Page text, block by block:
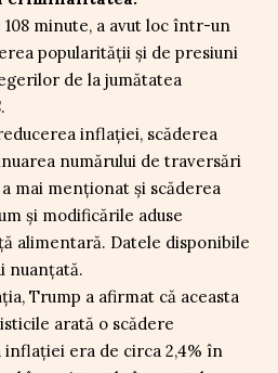
108 minute, a avut loc într-un
popularității și de presiuni
de la jumătatea
inflației, scăderea
numărului de traversări
mai menționat și scăderea
și modificările aduse
alimentară. Datele disponibile
nuanțată.
Trump a afirmat că aceasta
arată o scădere
inflației era de circa 2,4% în